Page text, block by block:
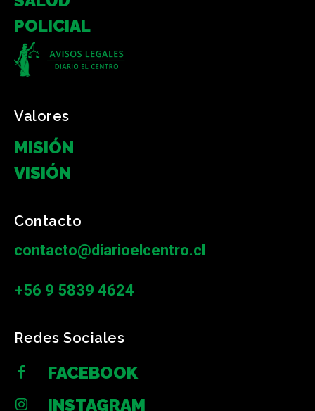
POLICIAL
Valores
MISIÓN
VISIÓN
Contacto
contacto@diarioelcentro.cl
+56 9 5839 4624
Redes Sociales
FACEBOOK
INSTAGRAM